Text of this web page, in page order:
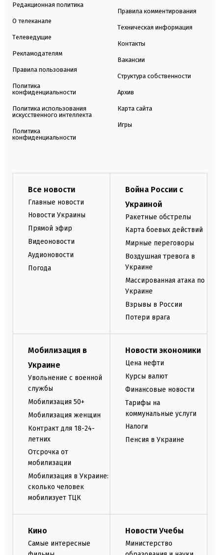
Редакционная политика
О телеканале
Телеведущие
Рекламодателям
Правила пользования
Политика
конфиденциальности
Политика использования
искусственного интеллекта
Политика
конфиденциальности
Правила комментирования
Техническая информация
Контакты
Вакансии
Структура собственности
Архив
Карта сайта
Игры
Все новости
Главные новости
Новости Украины
Прямой эфир
Видеоновости
Аудионовости
Погода
Война России с
Украиной
Ракетные обстрелы
Карта боевых действий
Мирные переговоры
Воздушная тревога в
Украине
Массированная атака по
Украине
Взрывы в России
Потери врага
Мобилизация в
Украине
Увольнение с военной
службы
Мобилизация 50+
Мобилизация женщин
Контракт для 18-24-
летних
Отсрочка от
мобилизации
Мобилизация в Украине:
сколько человек
мобилизует ТЦК
Новости экономики
Цена нефти
Курсы валют
Финансовые новости
Тарифы на
коммунальные услуги
Налоги
Пенсия в Украине
Кино
Самые интересные
Новости Учебы
Министерство